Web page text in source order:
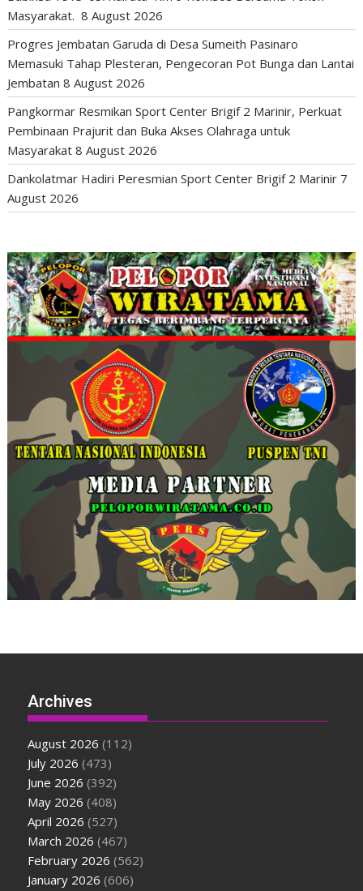
Masyarakat. 8 August 2026
Progres Jembatan Garuda di Desa Sumeith Pasinaro
Memasuki Tahap Plesteran, Pengecoran Pot Bunga dan Lantai
Jembatan 8 August 2026
Pangkormar Resmikan Sport Center Brigif 2 Marinir, Perkuat
Pembinaan Prajurit dan Buka Akses Olahraga untuk
Masyarakat 8 August 2026
Dankolatmar Hadiri Peresmian Sport Center Brigif 2 Marinir 7
August 2026
Archives
August 2026 (112)
July 2026 (473)
June 2026 (392)
May 2026 (408)
April 2026 (527)
March 2026 (467)
February 2026 (562)
January 2026 (606)